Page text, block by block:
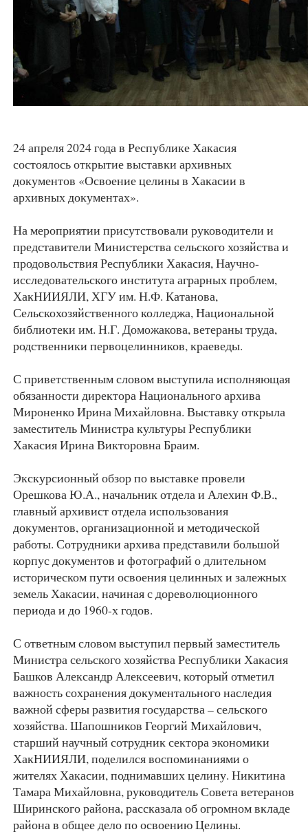
24 апреля 2024 года в Республике Хакасия
состоялось открытие выставки архивных
документов «Освоение целины в Хакасии в
архивных документах».
На мероприятии присутствовали руководители и
представители Министерства сельского хозяйства и
продовольствия Республики Хакасия, Научно-
исследовательского института аграрных проблем,
ХакНИИЯЛИ, ХГУ им. Н.Ф. Катанова,
Сельскохозяйственного колледжа, Национальной
библиотеки им. Н.Г. Доможакова, ветераны труда,
родственники первоцелинников, краеведы.
С приветственным словом выступила исполняющая
обязанности директора Национального архива
Мироненко Ирина Михайловна. Выставку открыла
заместитель Министра культуры Республики
Хакасия Ирина Викторовна Браим.
Экскурсионный обзор по выставке провели
Орешкова Ю.А., начальник отдела и Алехин Ф.В.,
главный архивист отдела использования
документов, организационной и методической
работы. Сотрудники архива представили большой
корпус документов и фотографий о длительном
историческом пути освоения целинных и залежных
земель Хакасии, начиная с дореволюционного
периода и до 1960-х годов.
С ответным словом выступил первый заместитель
Министра сельского хозяйства Республики Хакасия
Башков Александр Алексеевич, который отметил
важность сохранения документального наследия
важной сферы развития государства – сельского
хозяйства. Шапошников Георгий Михайлович,
старший научный сотрудник сектора экономики
ХакНИИЯЛИ, поделился воспоминаниями о
жителях Хакасии, поднимавших целину. Никитина
Тамара Михайловна, руководитель Совета ветеранов
Ширинского района, рассказала об огромном вкладе
района в общее дело по освоению Целины.